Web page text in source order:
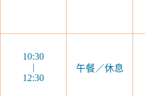
10:30
|
12:30
午餐／休息